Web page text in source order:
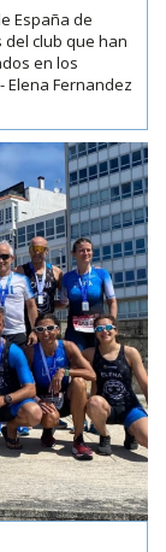
España de
club que han
en los
Fernandez